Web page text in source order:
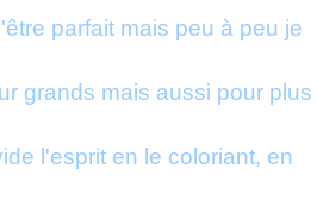
parfait mais peu à peu je
grands mais aussi pour plus
l'esprit en le coloriant, en